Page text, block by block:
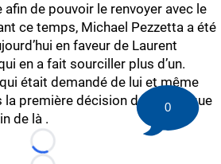
afin de pouvoir le renvoyer avec le
ce temps, Michael Pezzetta a été
en faveur de Laurent
en a fait sourciller plus d’un.
était demandé de lui et même
la première décision douteuse que
de là .
Loading...
0